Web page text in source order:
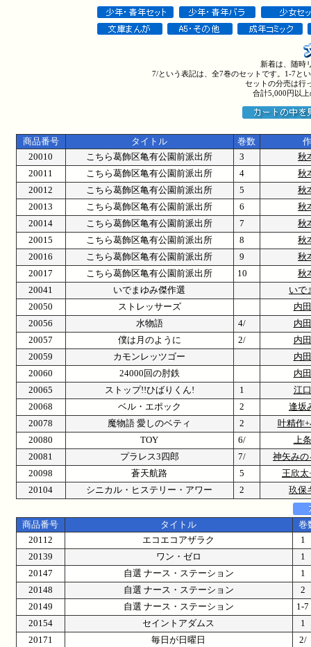
新着は、随時
7/という表記は、全7巻のセットです。1-7と
セットの分売は行
合計5,000円以
商品番号 タイトル 巻数
20010
こちら葛飾区亀有公園前派出所 3
秋
20011
こちら葛飾区亀有公園前派出所 4
秋
20012
こちら葛飾区亀有公園前派出所 5
秋
20013
こちら葛飾区亀有公園前派出所 6
秋
20014
こちら葛飾区亀有公園前派出所 7
秋
20015
こちら葛飾区亀有公園前派出所 8
秋
20016
こちら葛飾区亀有公園前派出所 9
秋
20017
こちら葛飾区亀有公園前派出所 10
秋
20041
いでまゆみ傑作選
いで
20050
ストレッサーズ
内
20056
水物語 4/
内
20057
僕は月のように 2/
内
20059
カモンレッツゴー
内
20060
24000回の肘鉄
内
20065
ストップ!!ひばりくん! 1
江
20068
ベル・エポック 2
逢坂
20078
魔物語 愛しのベティ 2
叶精作
20080
TOY 6/
上
20081
プラレス3四郎 7/
神矢み
20098
蒼天航路 5
王欣太
20104
シニカル・ヒステリー・アワー 2 玖保
商品番号 タイトル
巻
20112
エコエコアザラク
20139
ワン・ゼロ
20147
自選 ナース・ステーション
20148
自選 ナース・ステーション
20149
自選 ナース・ステーション
20154
セイントアダムス
20171
毎日が日曜日